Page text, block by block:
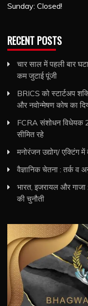
Sunday: Closed!
RECENT POSTS
चार साल में पहली बार
कम जुटाई पूंजी
BRICS को स्टार्टअप
और नवोन्मेषण कोष का
FCRA संशोधन विधेयक
सीमित रहे
मनोरंजन उद्योग/ एक्टिंग
वैज्ञानिक चेतना : तर्क व
भारत, इजरायल और
की चुनौती